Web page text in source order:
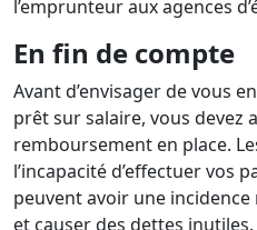
l’emprunteur aux agences
En fin de compte
Avant d’envisager de vous
prêt sur salaire, vous devez
remboursement en place.
l’incapacité d’effectuer vos
peuvent avoir une
et causer des dettes inutiles.